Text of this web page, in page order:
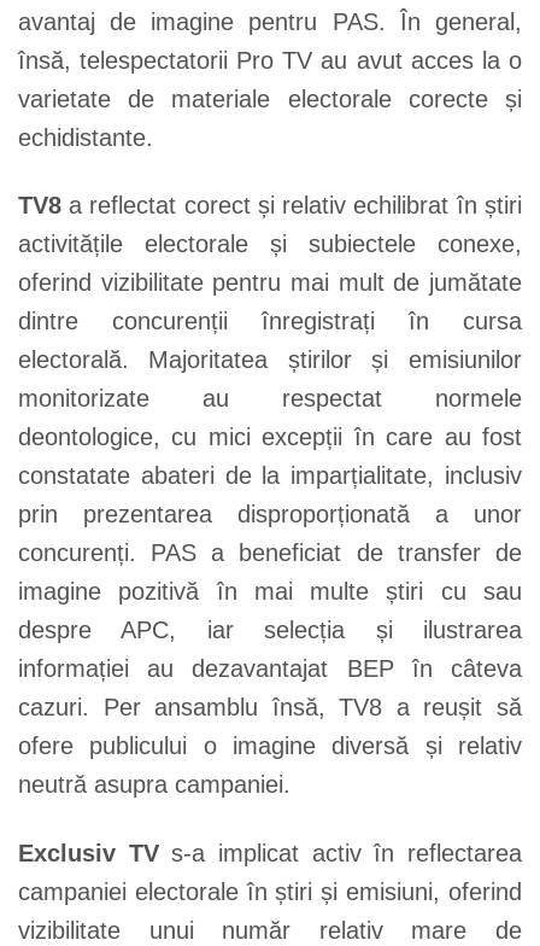
avantaj de imagine pentru PAS. În general,
însă, telespectatorii Pro TV au avut acces la o
varietate de materiale electorale corecte și
echidistante.
TV8 a reflectat corect și relativ echilibrat în știri
activitățile electorale și subiectele conexe,
oferind vizibilitate pentru mai mult de jumătate
dintre concurenții înregistrați în cursa
electorală. Majoritatea știrilor și emisiunilor
monitorizate au respectat normele
deontologice, cu mici excepții în care au fost
constatate abateri de la imparțialitate, inclusiv
prin prezentarea disproporționată a unor
concurenți. PAS a beneficiat de transfer de
imagine pozitivă în mai multe știri cu sau
despre APC, iar selecția și ilustrarea
informației au dezavantajat BEP în câteva
cazuri. Per ansamblu însă, TV8 a reușit să
ofere publicului o imagine diversă și relativ
neutră asupra campaniei.
Exclusiv TVs-a implicat activ în reflectarea
campaniei electorale în știri și emisiuni, oferind
vizibilitate unui număr relativ mare de